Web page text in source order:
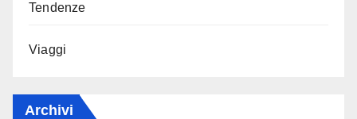
Tendenze
Viaggi
Archivi